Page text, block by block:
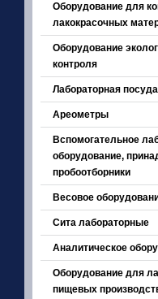
Оборудование для
лакокрасочных
Оборудование
контроля
Лабораторная посуда
Ареометры
Вспомогательное
оборудование,
пробоотборники
Весовое
Сита лабораторные
Аналитическое
Оборудование для
пищевых